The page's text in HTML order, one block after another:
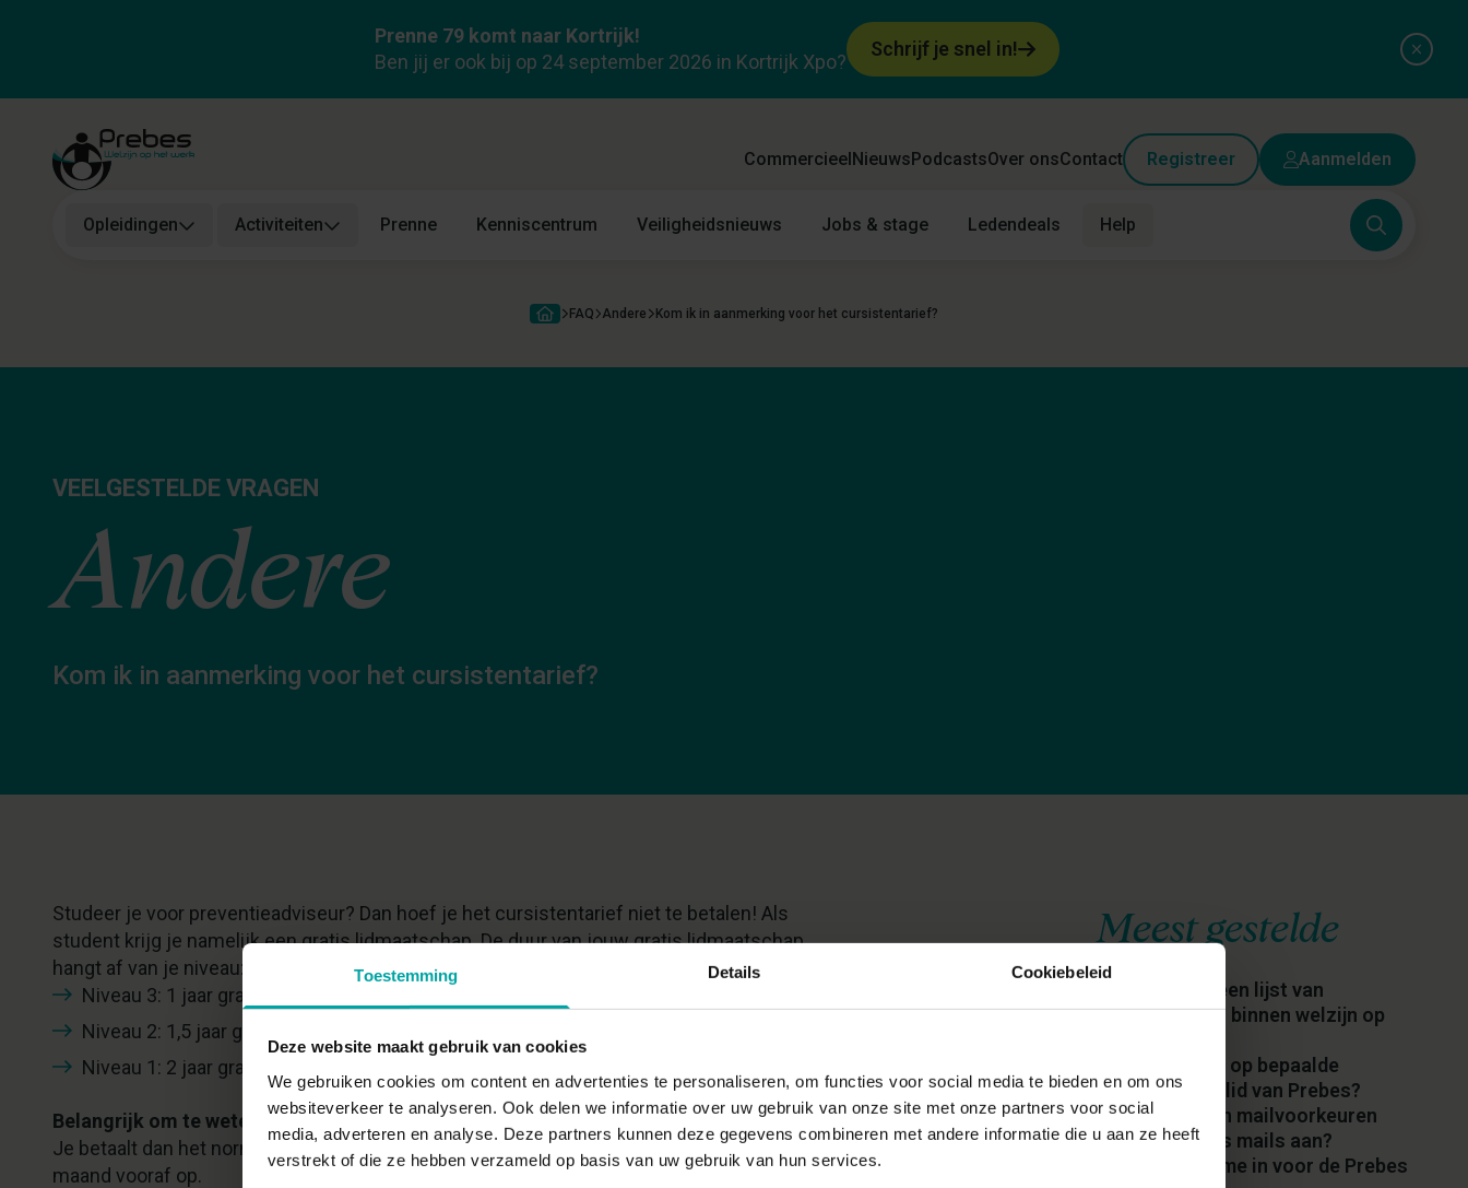
Toestemming Details Cookiebeleid
Deze website maakt gebruik van cookies
We gebruiken cookies om content en advertenties te personaliseren, om functies voor social media te bieden en om ons
websiteverkeer te analyseren. Ook delen we informatie over uw gebruik van onze site met onze partners voor social
media, adverteren en analyse. Deze partners kunnen deze gegevens combineren met andere informatie die u aan ze heeft
verstrekt of die ze hebben verzameld op basis van uw gebruik van hun services.
Prenne 79 komt naar Kortrijk!
Ben jij er ook bij op 24 september 2026 in Kortrijk Xpo?
Schrijf je snel in!
CommercieelNieuwsPodcastsOver onsContact Registreer Aanmelden
Opleidingen Activiteiten Prenne Kenniscentrum Veiligheidsnieuws Jobs & stage Ledendeals Help
FAQ Andere Kom ik in aanmerking voor het cursistentarief?
VEELGESTELDE VRAGEN
Andere
Kom ik in aanmerking voor het cursistentarief?
Studeer je voor preventieadviseur? Dan hoef je het cursistentarief niet te betalen! Als
student krijg je namelijk een gratis lidmaatschap. De duur van jouw gratis lidmaatschap
hangt af van je niveau:
Niveau 3: 1 jaar gratis
Niveau 2: 1,5 jaar gratis
Niveau 1: 2 jaar gratis
Belangrijk om te weten
: Na deze gratis periode loopt het lidmaatschap automatisch door.
Je betaalt dan het normale tarief. Wil je dit niet? Zeg het lidmaatschap dan ten laatste een
maand vooraf op.
Meest gestelde
Hebben jullie een lijst van
stageplaatsen binnen welzijn op
Krijg ik korting op bepaalde
producten als lid van Prebes?
Hoe pas ik mijn mailvoorkeuren
voor de Prebes mails aan?
Hoe schrijf ik me in voor de Prebes